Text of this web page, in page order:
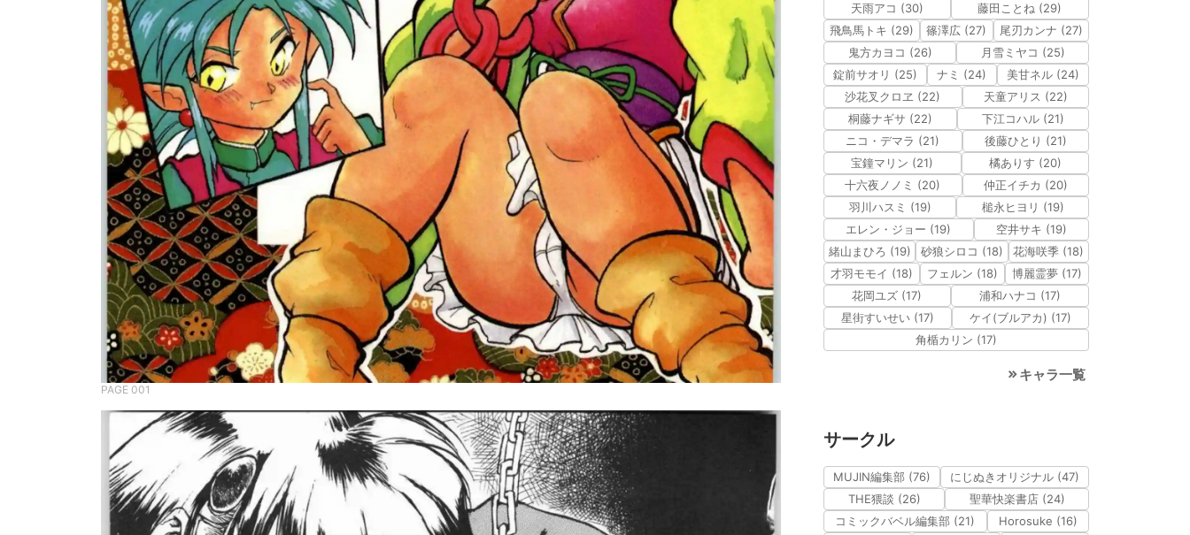
PAGE 001
天雨アコ (30)
藤田ことね (29)
飛鳥馬トキ (29)
篠澤広 (27)
尾刃カンナ (27)
鬼方カヨコ (26)
月雪ミヤコ (25)
錠前サオリ (25)
ナミ (24)
美甘ネル (24)
沙花叉クロヱ (22)
天童アリス (22)
桐藤ナギサ (22)
下江コハル (21)
ニコ・デマラ (21)
後藤ひとり (21)
宝鐘マリン (21)
橘ありす (20)
十六夜ノノミ (20)
仲正イチカ (20)
羽川ハスミ (19)
槌永ヒヨリ (19)
エレン・ジョー (19)
空井サキ (19)
緒山まひろ (19)
砂狼シロコ (18)
花海咲季 (18)
才羽モモイ (18)
フェルン (18)
博麗霊夢 (17)
花岡ユズ (17)
浦和ハナコ (17)
星街すいせい (17)
ケイ(ブルアカ) (17)
角楯カリン (17)
キャラ一覧
サークル
MUJIN編集部 (76)
にじぬきオリジナル (47)
THE猥談 (26)
聖華快楽書店 (24)
コミックバベル編集部 (21)
Horosuke (16)